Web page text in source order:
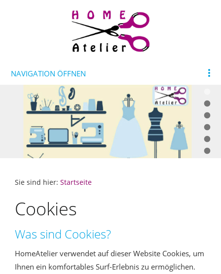
NAVIGATION ÖFFNEN
Sie sind hier: Startseite
Cookies
Was sind Cookies?
HomeAtelier verwendet auf dieser Website Cookies, um
Ihnen ein komfortables Surf-Erlebnis zu ermöglichen.